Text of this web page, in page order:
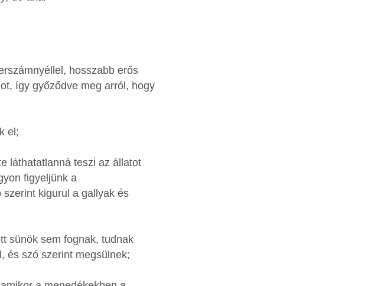
hosszabb erős
így győződve meg arról, hogy
el;
láthatatlanná teszi az állatot
figyeljünk a
kigurul a gallyak és
sünök sem fognak, tudnak
és szó szerint megsülnek;